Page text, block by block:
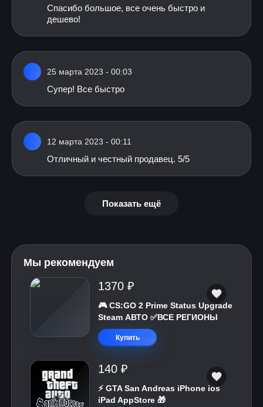
Спасибо большое, все очень быстро и
дешево!
25 марта 2023 - 00:03
Супер! Все быстро
12 марта 2023 - 00:11
Отличный и честный продавец. 5/5
Показать ещё
Мы рекомендуем
1370 ₽
🎮 CS:GO 2 Prime Status Upgrade
Steam АВТО ✅ВСЕ РЕГИОНЫ
Купить
140 ₽
⚡️ GTA San Andreas iPhone ios
iPad AppStore 🎁